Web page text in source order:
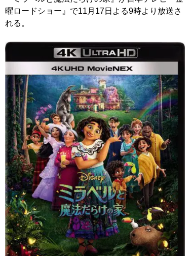
曜ロードショー』で11月17日よる9時より放送さ
れる。